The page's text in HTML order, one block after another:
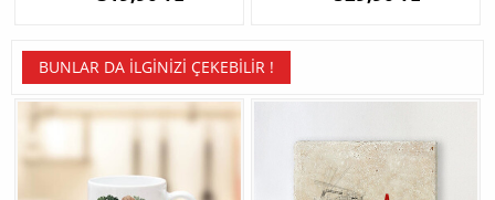
BUNLAR DA İLGINIZI ÇEKEBILIR !